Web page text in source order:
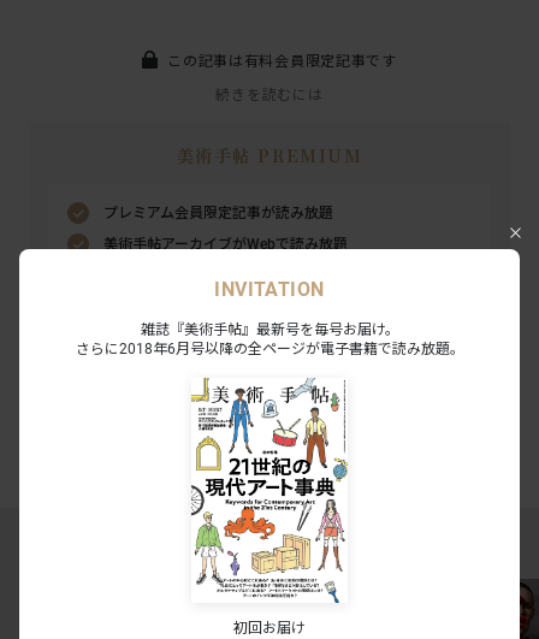
この記事は有料会員限定記事です
続きを読むには
美術手帖 PREMIUM
プレミアム会員限定記事が読み放題
美術手帖アーカイブがWebで読み放題
月額¥300で読み放題
今すぐ登録する
有料会員の方はこちら
美術手帖PREMIUMとは
MAGAZINE RANKING TOP5
INVITATION
雑誌『美術手帖』最新号を毎号お届け。
さらに2018年6月号以降の全ページが電子書籍で読み放題。
初回お届け